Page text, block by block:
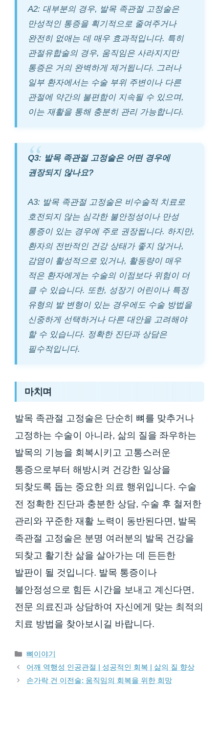
A2: 대부분의 경우, 발목 족관절 고정술은
만성적인 통증을 획기적으로 줄여주거나
완전히 없애는 데 매우 효과적입니다. 특히
관절유합술의 경우, 움직임은 사라지지만
통증은 거의 완벽하게 제거됩니다. 그러나
일부 환자에서는 수술 부위 주변이나 다른
관절에 약간의 불편함이 지속될 수 있으며,
이는 재활을 통해 충분히 관리 가능합니다.
Q3: 발목 족관절 고정술은 어떤 경우에
권장되지 않나요?
A3: 발목 족관절 고정술은 비수술적 치료로
호전되지 않는 심각한 불안정성이나 만성
통증이 있는 경우에 주로 권장됩니다. 하지만,
환자의 전반적인 건강 상태가 좋지 않거나,
감염이 활성적으로 있거나, 활동량이 매우
적은 환자에게는 수술의 이점보다 위험이 더
클 수 있습니다. 또한, 성장기 어린이나 특정
유형의 발 변형이 있는 경우에도 수술 방법을
신중하게 선택하거나 다른 대안을 고려해야
할 수 있습니다. 정확한 진단과 상담은
필수적입니다.
마치며
발목 족관절 고정술은 단순히 뼈를 맞추거나
고정하는 수술이 아니라, 삶의 질을 좌우하는
발목의 기능을 회복시키고 고통스러운
통증으로부터 해방시켜 건강한 일상을
되찾도록 돕는 중요한 의료 행위입니다. 수술
전 정확한 진단과 충분한 상담, 수술 후 철저한
관리와 꾸준한 재활 노력이 동반된다면, 발목
족관절 고정술은 분명 여러분의 발목 건강을
되찾고 활기찬 삶을 살아가는 데 든든한
발판이 될 것입니다. 발목 통증이나
불안정성으로 힘든 시간을 보내고 계신다면,
전문 의료진과 상담하여 자신에게 맞는 최적의
치료 방법을 찾아보시길 바랍니다.
카테고리
뼈이야기
어깨 역행성 인공관절 | 성공적인 회복 | 삶의 질 향상
손가락 건 이전술: 움직임의 회복을 위한 희망